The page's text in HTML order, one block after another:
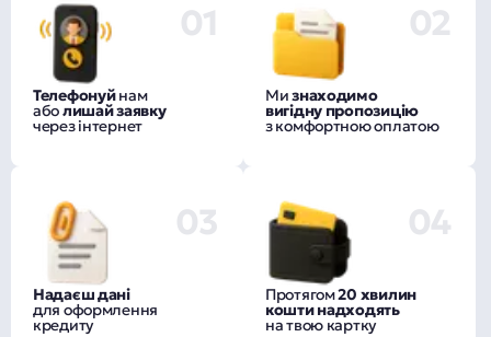
01
Телефонуйнам
аболишай заявку
через інтернет
02
Мизнаходимо
вигідну пропозицію
з комфортною оплатою
03
Надаєш дані
для оформлення
кредиту
04
Протягом20 хвилин
кошти надходять
на твою картку